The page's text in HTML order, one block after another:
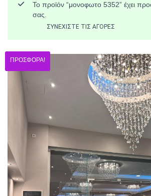
Το προϊόν “μονοφωτο 5352” έχει
σας.
ΣΥΝΕΧΊΣΤΕ ΤΙΣ ΑΓΟΡΈΣ
ΠΡΟΣΦΟΡΆ!